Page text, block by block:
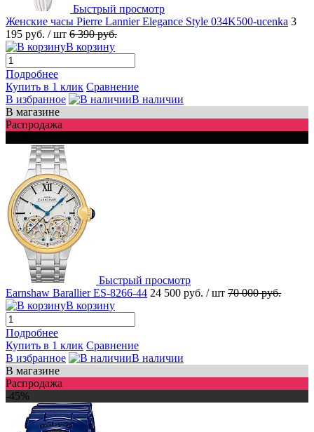
Быстрый просмотр
Женские часы Pierre Lannier Elegance Style 034K500-ucenka 3
195 руб. / шт 6 390 руб.
В корзину
Подробнее
Купить в 1 клик Сравнение
В избранное
В наличии
В магазине
Распродажа
Быстрый просмотр
Earnshaw Barallier ES-8266-44 24 500 руб. / шт 70 000 руб.
В корзину
Подробнее
Купить в 1 клик Сравнение
В избранное
В наличии
В магазине
Распродажа
-45%